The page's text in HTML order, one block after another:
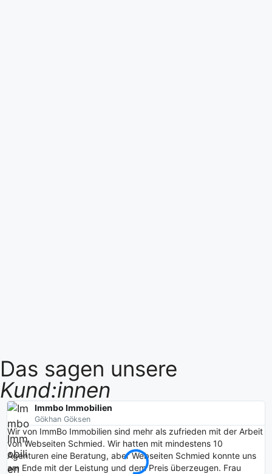
Das sagen unsere
Kund:innen
Immbo Immobilien
Gökhan Göksen
Wir von ImmBo Immobilien sind mehr als zufrieden mit der Arbeit
von Webseiten Schmied. Wir hatten mit mindestens 10
Agenturen eine Beratung, aber Webseiten Schmied konnte uns
am Ende mit der Leistung und dem Preis überzeugen. Frau